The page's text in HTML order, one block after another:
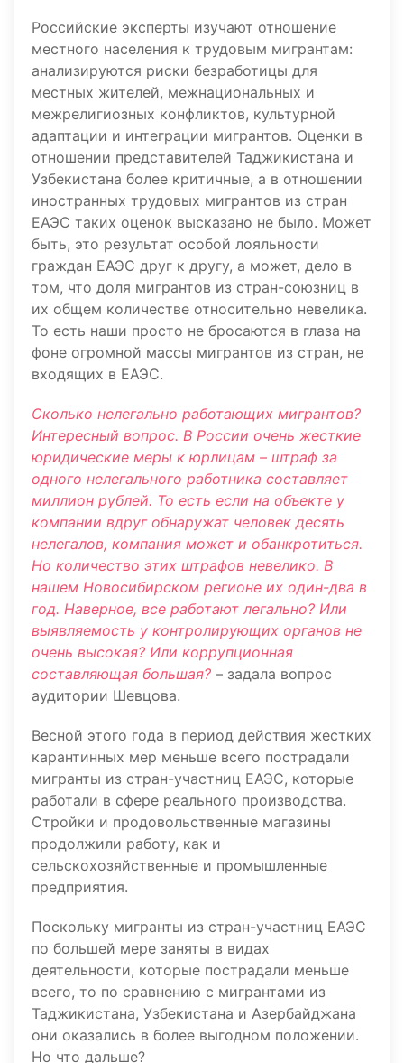
Российские эксперты изучают отношение
местного населения к трудовым мигрантам:
анализируются риски безработицы для
местных жителей, межнациональных и
межрелигиозных конфликтов, культурной
адаптации и интеграции мигрантов. Оценки в
отношении представителей Таджикистана и
Узбекистана более критичные, а в отношении
иностранных трудовых мигрантов из стран
ЕАЭС таких оценок высказано не было. Может
быть, это результат особой лояльности
граждан ЕАЭС друг к другу, а может, дело в
том, что доля мигрантов из стран-союзниц в
их общем количестве относительно невелика.
То есть наши просто не бросаются в глаза на
фоне огромной массы мигрантов из стран, не
входящих в ЕАЭС.
Сколько нелегально работающих мигрантов?
Интересный вопрос. В России очень жесткие
юридические меры к юрлицам – штраф за
одного нелегального работника составляет
миллион рублей. То есть если на объекте у
компании вдруг обнаружат человек десять
нелегалов, компания может и обанкротиться.
Но количество этих штрафов невелико. В
нашем Новосибирском регионе их один-два в
год. Наверное, все работают легально? Или
выявляемость у контролирующих органов не
очень высокая? Или коррупционная
составляющая большая? – задала вопрос
аудитории Шевцова.
Весной этого года в период действия жестких
карантинных мер меньше всего пострадали
мигранты из стран-участниц ЕАЭС, которые
работали в сфере реального производства.
Стройки и продовольственные магазины
продолжили работу, как и
сельскохозяйственные и промышленные
предприятия.
Поскольку мигранты из стран-участниц ЕАЭС
по большей мере заняты в видах
деятельности, которые пострадали меньше
всего, то по сравнению с мигрантами из
Таджикистана, Узбекистана и Азербайджана
они оказались в более выгодном положении.
Но что дальше?